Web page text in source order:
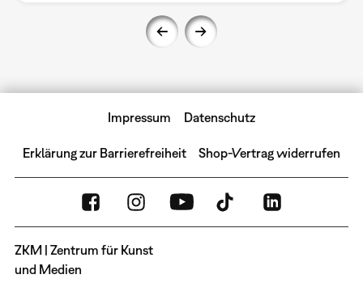
Impressum Datenschutz
Erklärung zur Barrierefreiheit Shop-Vertrag widerrufen
ZKM | Zentrum für Kunst
und Medien